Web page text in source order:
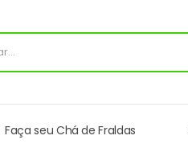
Faça seu Chá de Fraldas